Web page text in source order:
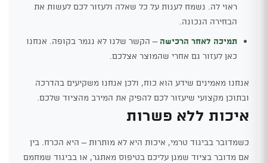
ראוי לה. נשמח לענות על כל שאלה ולעזור לכם לעשות את
הבחירה הנכונה.
תמיכה לאחר הרכישה – הקשר שלנו לא נגמר בקופה. אנחנו
כאן לעזור גם אחרי שהמוצר אצלכם.
אנחנו מאמינים שידע הוא כוח, ולכן אנחנו משקיעים בהדרכה
ובתוכן מקצועי שיעזור לכם להפיק את המירב מהציוד שלכם.
איכות ללא פשרות
כשמדובר בביגוד טרמי, איכות היא לא מותרות – היא הכרח. בין
אם מדובר בציוד שמגן עליכם בטיפוס מאתגר, או בביגוד שמחמם